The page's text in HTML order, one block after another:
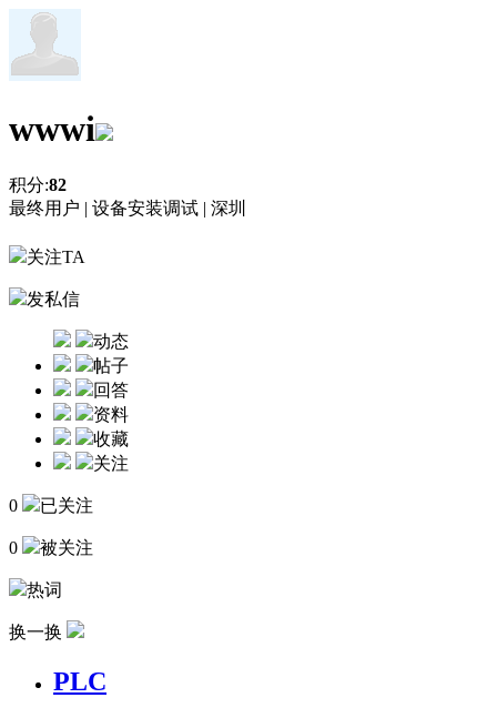
wwwi
积分:82
最终用户 | 设备安装调试 | 深圳
关注TA
发私信
动态
帖子
回答
资料
收藏
关注
0 已关注
0 被关注
热词
换一换
PLC